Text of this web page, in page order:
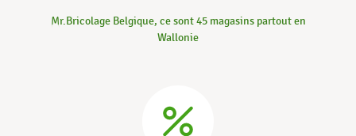
Mr.Bricolage Belgique, ce sont 45 magasins partout en
Wallonie